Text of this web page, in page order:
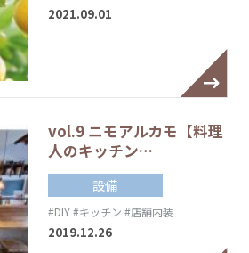
2021.09.01
vol.9 ニモアルカモ【料理
人のキッチン…
設備
#DIY#キッチン #店舗内装
2019.12.26